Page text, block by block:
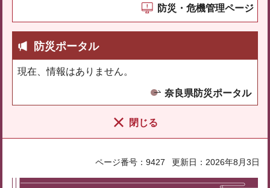
防災・危機管理ページ
防災ポータル
現在、情報はありません。
奈良県防災ポータル
閉じる
ページ番号：9427 更新日：2026年8月3日